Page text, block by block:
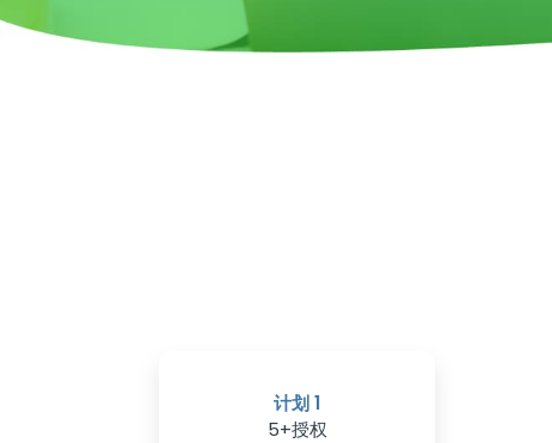
计划 1
5+授权